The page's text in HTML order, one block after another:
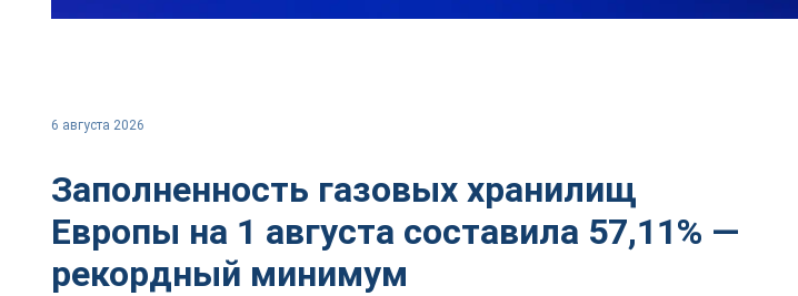
6 августа 2026
Заполненность газовых хранилищ
Европы на 1 августа составила 57,11% —
рекордный минимум